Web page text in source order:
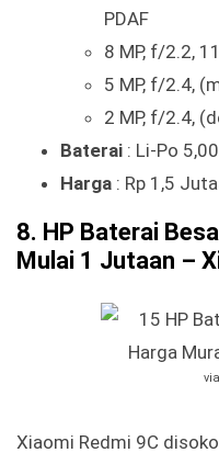
PDAF
8 MP, f/2.2,
5 MP, f/2.4,
2 MP, f/2.4,
Baterai : Li-Po
Harga : Rp 1,5
8. HP Baterai
Mulai 1 Jutaan –
Xiaomi Redmi 9C